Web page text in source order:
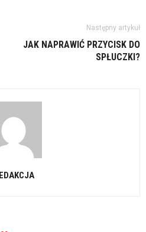
Następny artykuł
JAK NAPRAWIĆ PRZYCISK DO
SPŁUCZKI?